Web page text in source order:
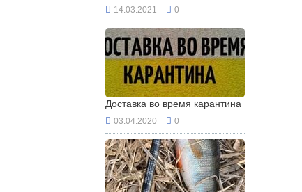
14.03.2021 0
Доставка во время карантина
03.04.2020 0